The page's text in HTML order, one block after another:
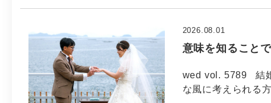
意味を知ること
2026.08.01
wed vol. 5789 結
な風に考えられる